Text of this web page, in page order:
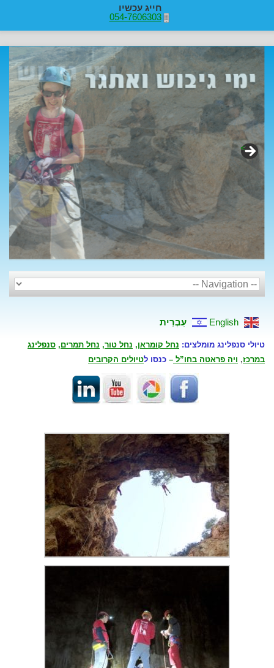
חייג עכשיו
054-7606303
>
English עִבְרִית
טיולי סנפלינג מומלצים: נחל קומראן, נחל טור, נחל תמרים, סנפלינג
במרכז, ויה פראטה בחו”ל – כנסו לטיולים הקרובים